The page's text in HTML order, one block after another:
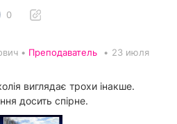
0
• Преподаватель • 23 июля
виглядає трохи інакше.
досить спірне.